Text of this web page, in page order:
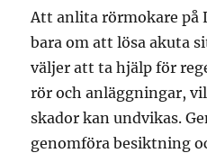
Att anlita rörmokare på
bara om att lösa akuta
väljer att ta hjälp för
rör och anläggningar,
skador kan undvikas.
genomföra besiktning